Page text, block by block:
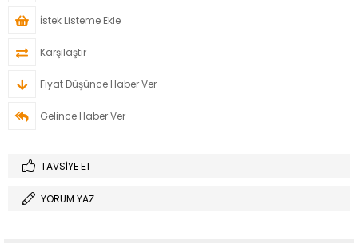
İstek Listeme Ekle
Karşılaştır
Fiyat Düşünce Haber Ver
Gelince Haber Ver
TAVSIYE ET
YORUM YAZ